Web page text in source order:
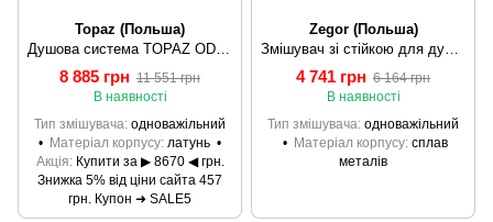
Topaz (Польша)
Душова система TOPAZ ODISS 18102-H52
8 885 грн 11 551 грн
В наявності
Тип змішувача одноважільний
Матеріал корпусу латунь
Акція
Купити за ▶ 8670 ◀ грн.
Знижка 5% від ціни сайта 457
грн. Купон ➜ SALE5
Zegor (Польша)
Змішувач зі стійкою для душу ZEGOR LEB16-A123
4 741 грн 6 164 грн
В наявності
Тип змішувача одноважільний
Матеріал корпусу сплав
металів